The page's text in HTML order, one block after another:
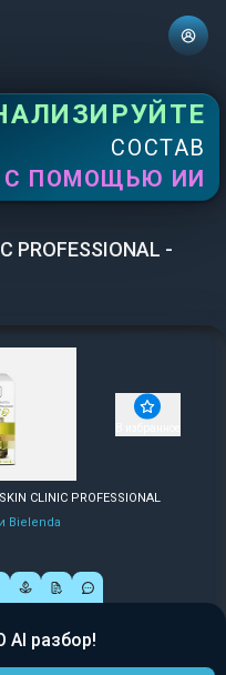
СОСТАВ
С ПОМОЩЬЮ ИИ
PROFESSIONAL -
CLINIC PROFESSIONAL
Bielenda
разбор!